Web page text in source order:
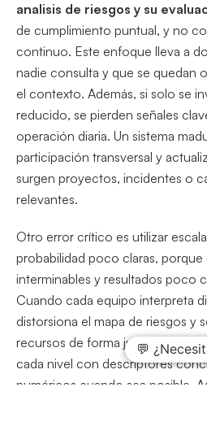
analisis de riesgos y su
de cumplimiento puntual, y no
continuo. Este enfoque lleva a
nadie consulta y que se quedan
el contexto. Además, si solo se
reducido, se pierden señales
operación diaria. Un sistema
participación transversal y
surgen proyectos, incidentes o
relevantes.
Otro error crítico es utilizar
probabilidad poco claras,
interminables y resultados poco
Cuando cada equipo interpreta
distorsiona el mapa de riesgos y
recursos de forma justa. Por
cada nivel con descriptores
numéricos cuando sea posible.
💬